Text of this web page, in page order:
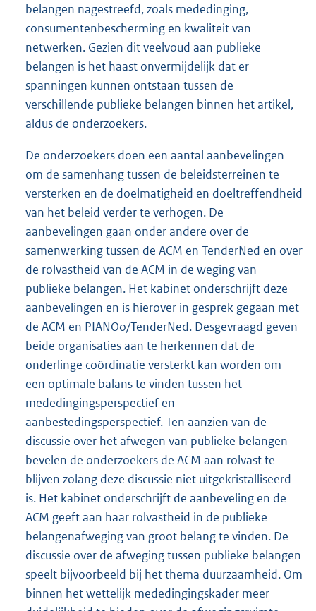
belangen nagestreefd, zoals mededinging,
consumentenbescherming en kwaliteit van
netwerken. Gezien dit veelvoud aan publieke
belangen is het haast onvermijdelijk dat er
spanningen kunnen ontstaan tussen de
verschillende publieke belangen binnen het artikel,
aldus de onderzoekers.
De onderzoekers doen een aantal aanbevelingen
om de samenhang tussen de beleidsterreinen te
versterken en de doelmatigheid en doeltreffendheid
van het beleid verder te verhogen. De
aanbevelingen gaan onder andere over de
samenwerking tussen de ACM en TenderNed en over
de rolvastheid van de ACM in de weging van
publieke belangen. Het kabinet onderschrijft deze
aanbevelingen en is hierover in gesprek gegaan met
de ACM en PIANOo/TenderNed. Desgevraagd geven
beide organisaties aan te herkennen dat de
onderlinge coördinatie versterkt kan worden om
een optimale balans te vinden tussen het
mededingingsperspectief en
aanbestedingsperspectief. Ten aanzien van de
discussie over het afwegen van publieke belangen
bevelen de onderzoekers de ACM aan rolvast te
blijven zolang deze discussie niet uitgekristalliseerd
is. Het kabinet onderschrijft de aanbeveling en de
ACM geeft aan haar rolvastheid in de publieke
belangenafweging van groot belang te vinden. De
discussie over de afweging tussen publieke belangen
speelt bijvoorbeeld bij het thema duurzaamheid. Om
binnen het wettelijk mededingingskader meer